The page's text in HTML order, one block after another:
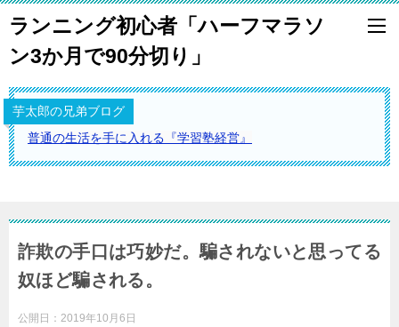
ランニング初心者「ハーフマラソ
ン3か月で90分切り」
芋太郎の兄弟ブログ
普通の生活を手に入れる『学習塾経営』
詐欺の手口は巧妙だ。騙されないと思ってる
奴ほど騙される。
公開日： 2019年10月6日